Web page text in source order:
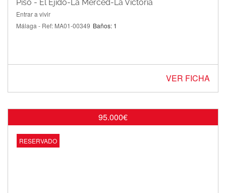
Piso - El Ejido-La Merced-La Victoria
Entrar a vivir
Málaga - Ref: MA01-00349 Baños: 1
VER FICHA
95.000€
RESERVADO